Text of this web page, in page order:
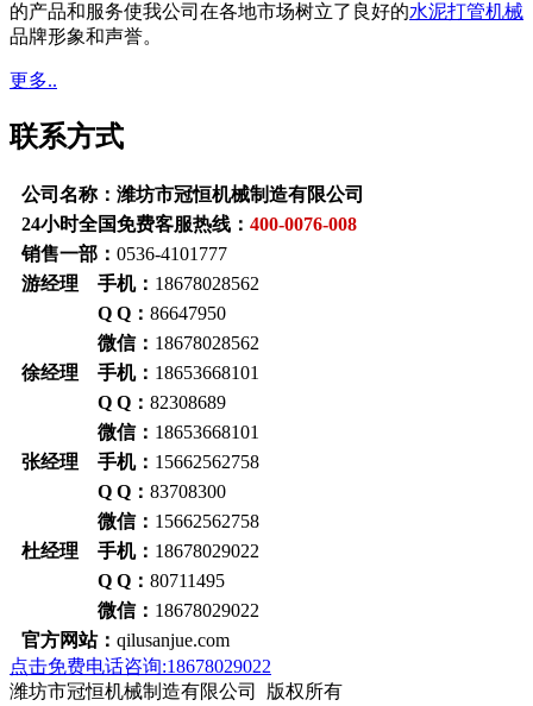
的产品和服务使我公司在各地市场树立了良好的水泥打管机械
品牌形象和声誉。
更多..
联系方式
公司名称：潍坊市冠恒机械制造有限公司
24小时全国免费客服热线： 400-0076-008
销售一部： 0536-4101777
游经理 手机： 18678028562
Q Q： 86647950
微信： 18678028562
徐经理 手机： 18653668101
Q Q： 82308689
微信： 18653668101
张经理 手机： 15662562758
Q Q： 83708300
微信： 15662562758
杜经理 手机： 18678029022
Q Q： 80711495
微信： 18678029022
官方网站： qilusanjue.com
点击免费电话咨询:18678029022
潍坊市冠恒机械制造有限公司 版权所有